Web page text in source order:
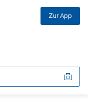
Zur App